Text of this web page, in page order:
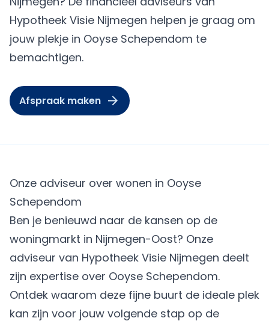
Hypotheek Visie Nijmegen helpen je graag om
jouw plekje in Ooyse Schependom te
bemachtigen.
Afspraak maken
Onze adviseur over wonen in Ooyse
Schependom
Ben je benieuwd naar de kansen op de
woningmarkt in Nijmegen-Oost? Onze
adviseur van Hypotheek Visie Nijmegen deelt
zijn expertise over Ooyse Schependom.
Ontdek waarom deze fijne buurt de ideale plek
kan zijn voor jouw volgende stap op de